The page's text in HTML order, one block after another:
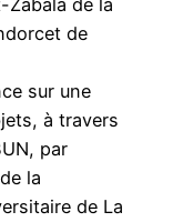
de
sur une
à travers
par
la
de La